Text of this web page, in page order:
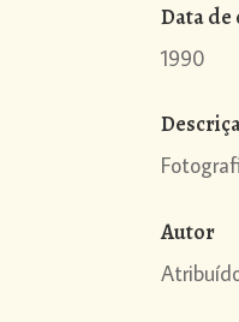
Data de
1990
Autor